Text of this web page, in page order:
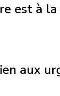
est à
aux